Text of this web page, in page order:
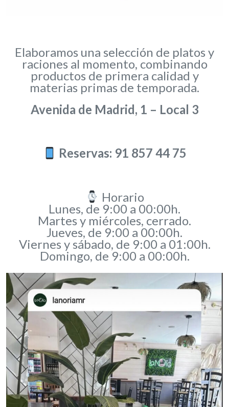
Elaboramos una selección de platos y
raciones al momento, combinando
productos de primera calidad y
materias primas de temporada.
Avenida de Madrid, 1 – Local 3
Reservas: 91 857 44 75
Horario
Lunes, de 9:00 a 00:00h.
Martes y miércoles, cerrado.
Jueves, de 9:00 a 00:00h.
Viernes y sábado, de 9:00 a 01:00h.
Domingo, de 9:00 a 00:00h.